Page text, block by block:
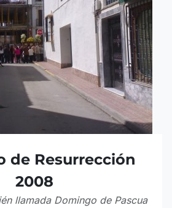
de Resurrección
2008
llamada Domingo de Pascua